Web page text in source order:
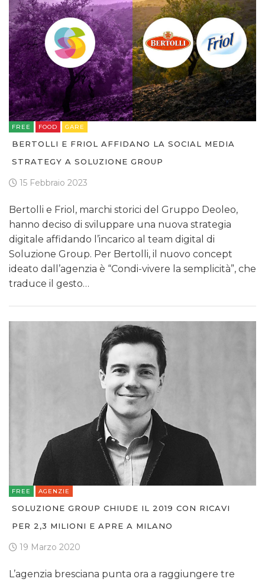
FREE FOOD GARE
BERTOLLI E FRIOL AFFIDANO LA SOCIAL MEDIA
STRATEGY A SOLUZIONE GROUP
15 Febbraio 2023
Bertolli e Friol, marchi storici del Gruppo Deoleo,
hanno deciso di sviluppare una nuova strategia
digitale affidando l’incarico al team digital di
Soluzione Group. Per Bertolli, il nuovo concept
ideato dall’agenzia è “Condi-vivere la semplicità”, che
traduce il gesto…
FREE AGENZIE
SOLUZIONE GROUP CHIUDE IL 2019 CON RICAVI
PER 2,3 MILIONI E APRE A MILANO
19 Marzo 2020
L’agenzia bresciana punta ora a raggiungere tre